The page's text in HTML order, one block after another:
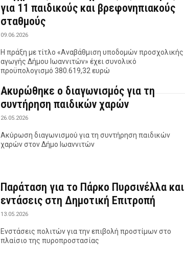
για 11 παιδικούς και βρεφονηπιακούς
σταθμούς
09.06.2026
Η πράξη με τίτλο «Αναβάθμιση υποδομών προσχολικής
αγωγής Δήμου Ιωαννιτών» έχει συνολικό
προϋπολογισμό 380.619,32 ευρώ
Ακυρώθηκε ο διαγωνισμός για τη
συντήρηση παιδικών χαρών
26.05.2026
Ακύρωση διαγωνισμού για τη συντήρηση παιδικών
χαρών στον Δήμο Ιωαννιτών
Παράταση για το Πάρκο Πυρσινέλλα και
εντάσεις στη Δημοτική Επιτροπή
13.05.2026
Ενστάσεις πολιτών για την επιβολή προστίμων στο
πλαίσιο της πυροπροστασίας